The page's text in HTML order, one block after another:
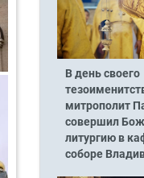
В день своего
митрополит
совершил
литургию в
соборе